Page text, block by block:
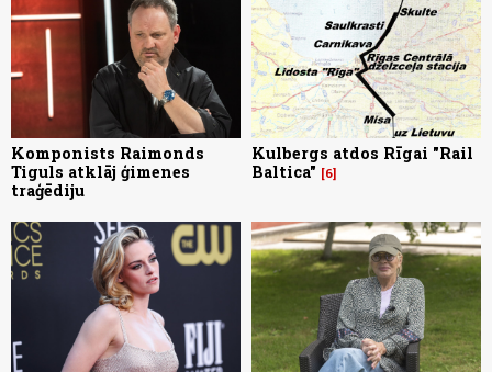
Komponists Raimonds
Tiguls atklāj ģimenes
traģēdiju
Kulbergs atdos Rīgai "Rail
Baltica"
6